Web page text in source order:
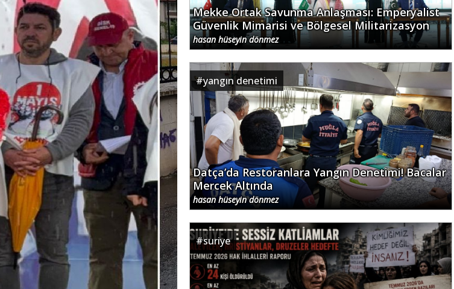
Mekke Ortak Savunma Anlaşması: Emperyalist
Güvenlik Mimarisi ve Bölgesel Militarizasyon
hasan hüseyin dönmez
#yangın denetimi
Datça’da Restoranlara Yangın Denetimi! Bacalar
Mercek Altında
hasan hüseyin dönmez
#suriye